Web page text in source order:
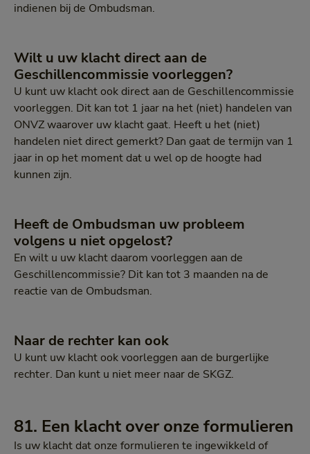
indienen bij de Ombudsman.
Wilt u uw klacht direct aan de
Geschillencommissie voorleggen?
U kunt uw klacht ook direct aan de Geschillencommissie
voorleggen. Dit kan tot 1 jaar na het (niet) handelen van
ONVZ waarover uw klacht gaat. Heeft u het (niet)
handelen niet direct gemerkt? Dan gaat de termijn van 1
jaar in op het moment dat u wel op de hoogte had
kunnen zijn.
Heeft de Ombudsman uw probleem
volgens u niet opgelost?
En wilt u uw klacht daarom voorleggen aan de
Geschillencommissie? Dit kan tot 3 maanden na de
reactie van de Ombudsman.
Naar de rechter kan ook
U kunt uw klacht ook voorleggen aan de burgerlijke
rechter. Dan kunt u niet meer naar de SKGZ.
81. Een klacht over onze formulieren
Is uw klacht dat onze formulieren te ingewikkeld of